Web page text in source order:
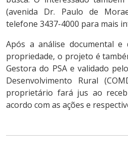
(avenida Dr. Paulo de
telefone 3437-4000 para mais
Após a análise documental e
propriedade, o projeto é
Gestora do PSA e validado
Desenvolvimento Rural
proprietário fará jus ao
acordo com as ações e